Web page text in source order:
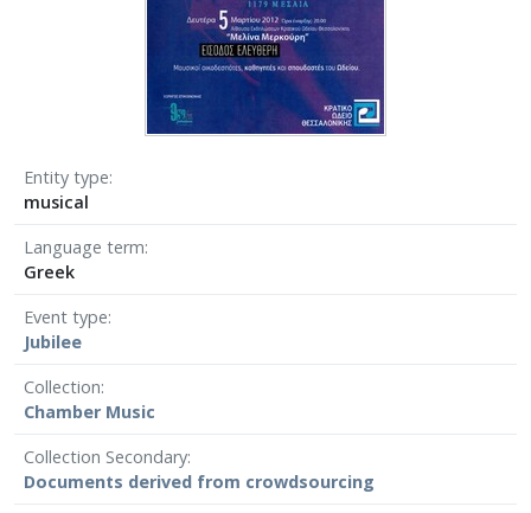
Entity type
musical
Language term
Greek
Event type
Jubilee
Collection
Chamber Μusic
Collection Secondary
Documents derived from crowdsourcing